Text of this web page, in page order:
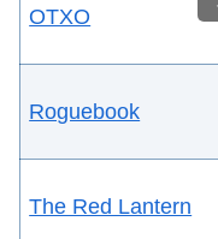
OTXO
Roguebook
The Red Lantern